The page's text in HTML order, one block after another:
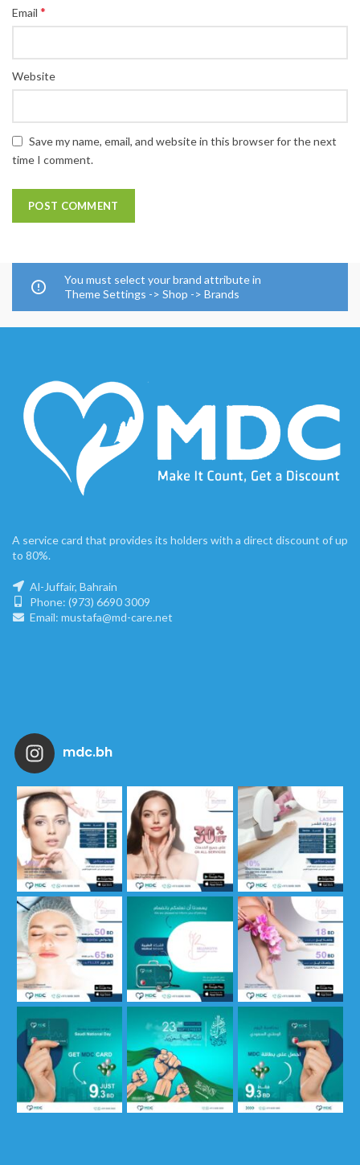
Email *
Website
Save my name, email, and website in this browser for the next
time I comment.
You must select your brand attribute in
Theme Settings -> Shop -> Brands
A service card that provides its holders with a direct discount of up
to 80%.
Al-Juffair, Bahrain
Phone: (973) 6690 3009
Email: mustafa@md-care.net
mdc.bh